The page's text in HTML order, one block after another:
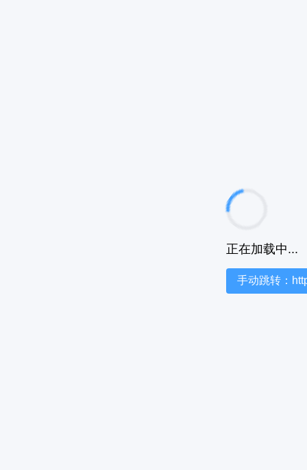
正在加载中...
手动跳转：